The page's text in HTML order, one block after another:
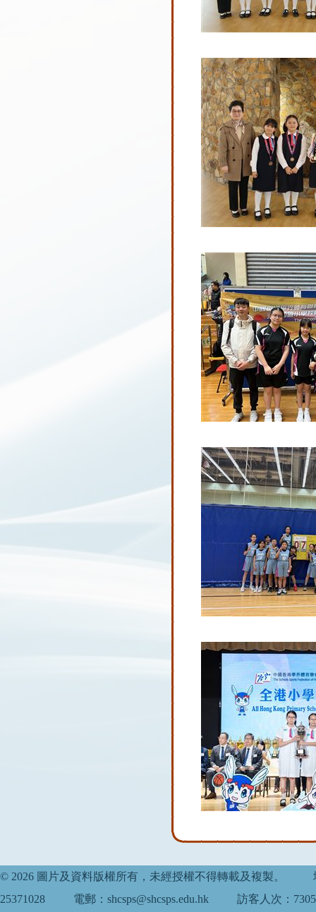
© 2026 圖片及資料版權所有，未經授權不得轉載及複製。
25371028
電郵：shcsps@shcsps.edu.hk 訪客人次：